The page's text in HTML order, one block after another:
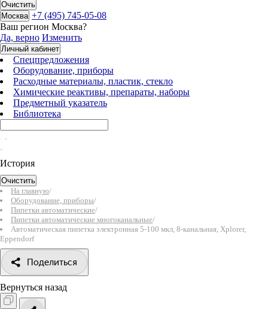
Очистить
Москва +7 (495) 745-05-08
Ваш регион Москва?
Да, верно Изменить
Личный кабинет
Спецпредложения
Оборудование, приборы
Расходные материалы, пластик, стекло
Химические реактивы, препараты, наборы
Предметный указатель
Библиотека
История
Очистить
На главную/
Оборудование, приборы/
Пипетки автоматические/
Пипетки автоматические многоканальные/
Автоматическая пипетка электронная 5-100 мкл, 8-канальная, Xplorer,
Eppendorf
Поделиться
Вернуться назад